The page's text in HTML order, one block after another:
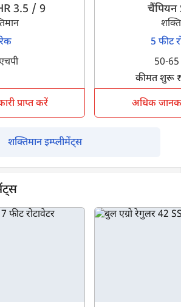
3.5 / 9
प्राप्त करें
चैंपियन
5 फीट
50-65
कीमत शुरू
अधिक
शक्तिमान इम्प्लीमेंट्स